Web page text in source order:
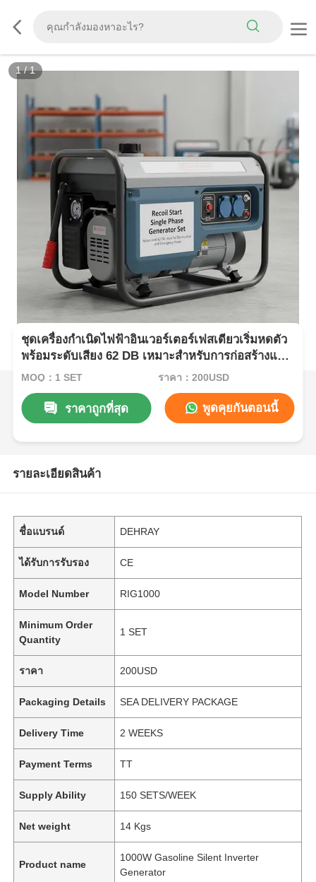
1/1
ชุดเครื่องกำเนิดไฟฟ้าอินเวอร์เตอร์เฟสเดียวเริ่มหดตัว
พร้อมระดับเสียง 62 DB เหมาะสำหรับการก่อสร้างและ
ไฟฟ้าฉุกเฉิน
MOQ：1 SET ราคา：200USD
ราคาถูกที่สุด พูดคุยกันตอนนี้
รายละเอียดสินค้า
ชื่อแบรนด์ DEHRAY
ได้รับการรับรอง CE
Model Number RIG1000
Minimum Order
Quantity
1 SET
ราคา 200USD
Packaging Details SEA DELIVERY PACKAGE
Delivery Time 2 WEEKS
Payment Terms TT
Supply Ability 150 SETS/WEEK
Net weight 14 Kgs
Product name
1000W Gasoline Silent Inverter
Generator